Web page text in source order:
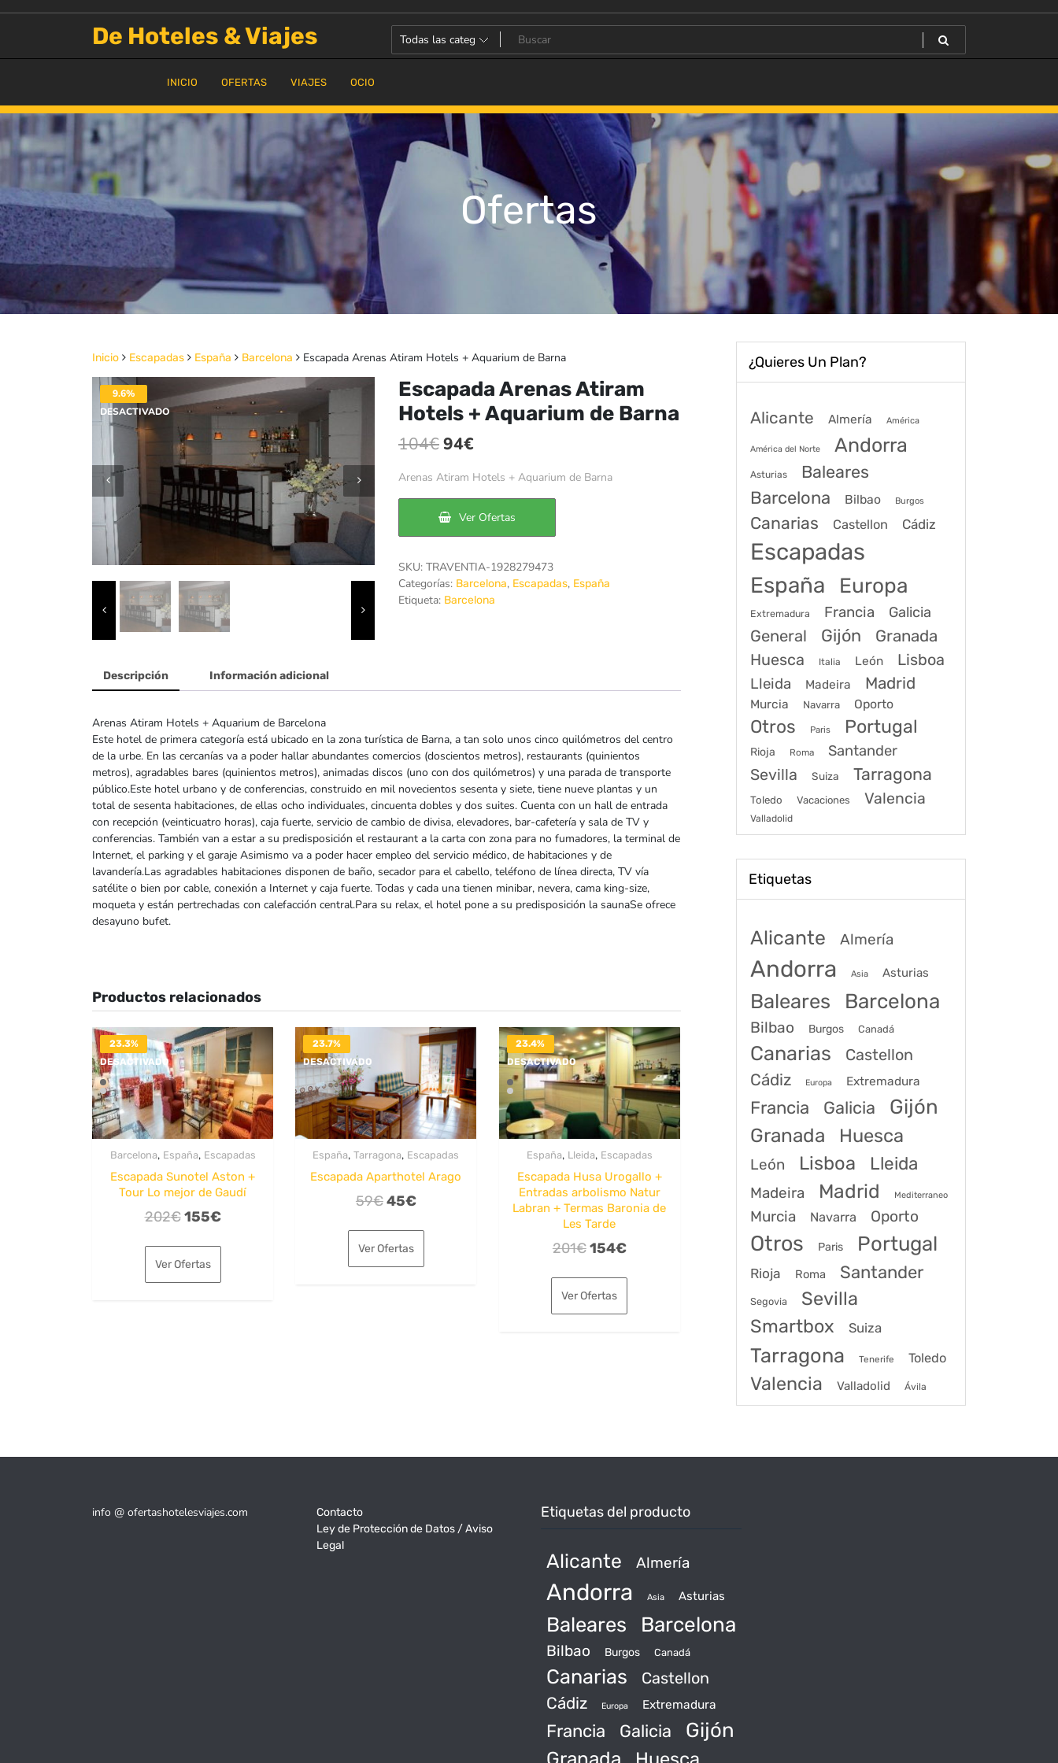
De Hoteles & Viajes
INICIO OFERTAS VIAJES OCIO
Ofertas
Inicio Escapadas España Barcelona Escapada Arenas Atiram Hotels + Aquarium de Barna
9.6%
DESACTIVADO
Escapada Arenas Atiram
Hotels + Aquarium de Barna
104€El
precio
era:
104€.
94€El
precio
es:
94€.
Arenas Atiram Hotels + Aquarium de Barna
Ver Ofertas
SKU: TRAVENTIA-1928279473
Categorías: Barcelona, Escapadas, España
Etiqueta: Barcelona
Descripción Información adicional
Arenas Atiram Hotels + Aquarium de Barcelona
Este hotel de primera categoría está ubicado en la zona turística de Barna, a tan solo unos cinco quilómetros del centro
de la urbe. En las cercanías va a poder hallar abundantes comercios (doscientos metros), restaurants (quinientos
metros), agradables bares (quinientos metros), animadas discos (uno con dos quilómetros) y una parada de transporte
público.Este hotel urbano y de conferencias, construido en mil novecientos sesenta y siete, tiene nueve plantas y un
total de sesenta habitaciones, de ellas ocho individuales, cincuenta dobles y dos suites. Cuenta con un hall de entrada
con recepción (veinticuatro horas), caja fuerte, servicio de cambio de divisa, elevadores, bar-cafetería y sala de TV y
conferencias. También van a estar a su predisposición el restaurant a la carta con zona para no fumadores, la terminal de
Internet, el parking y el garaje Asimismo va a poder hacer empleo del servicio médico, de habitaciones y de
lavandería.Las agradables habitaciones disponen de baño, secador para el cabello, teléfono de línea directa, TV vía
satélite o bien por cable, conexión a Internet y caja fuerte. Todas y cada una tienen minibar, nevera, cama king-size,
moqueta y están pertrechadas con calefacción central.Para su relax, el hotel pone a su predisposición la saunaSe ofrece
desayuno bufet.
Productos relacionados
23.3%
DESACTIVADO
Barcelona, España, Escapadas
Escapada Sunotel Aston +
Tour Lo mejor de Gaudí
202€ El
original
era:
155€El
es:
Ver Ofertas
23.7%
DESACTIVADO
España,Tarragona, Escapadas
Escapada Aparthotel Arago
59€El
original
era:
45€El
es:
Ver Ofertas
23.4%
DESACTIVADO
España, Lleida, Escapadas
Escapada Husa Urogallo +
Entradas arbolismo Natur
Labran + Termas Baronia de
Les Tarde
201€El
original
era:
154€El
es:
Ver Ofertas
¿Quieres Un Plan?
Alicante Almería América
América del Norte Andorra
Asturias Baleares
Barcelona Bilbao Burgos
Canarias Castellon Cádiz
Escapadas
España Europa
Extremadura Francia Galicia
General Gijón
Granada
Huesca
Italia León Lisboa
Lleida Madeira Madrid
Murcia Navarra Oporto
Otros Paris Portugal
Rioja Roma Santander
Sevilla Suiza Tarragona
Toledo Vacaciones Valencia
Valladolid
Etiquetas
Alicante Almería
Andorra Asia Asturias
Baleares Barcelona
Bilbao Burgos Canadá
Canarias
Castellon
Cádiz
Europa Extremadura
Francia Galicia Gijón
Granada Huesca
León Lisboa Lleida
Madeira Madrid Mediterraneo
Murcia Navarra Oporto
Otros Paris Portugal
Rioja Roma Santander
Segovia
Sevilla
Smartbox
Suiza
Tarragona Tenerife Toledo
Valencia Valladolid Ávila
info @ ofertashotelesviajes.com
Contacto
Ley de Protección de Datos / Aviso
Legal
Etiquetas del producto
Alicante Almería
Andorra Asia Asturias
Baleares Barcelona
Bilbao Burgos Canadá
Canarias
Castellon
Cádiz
Europa Extremadura
Francia Galicia Gijón